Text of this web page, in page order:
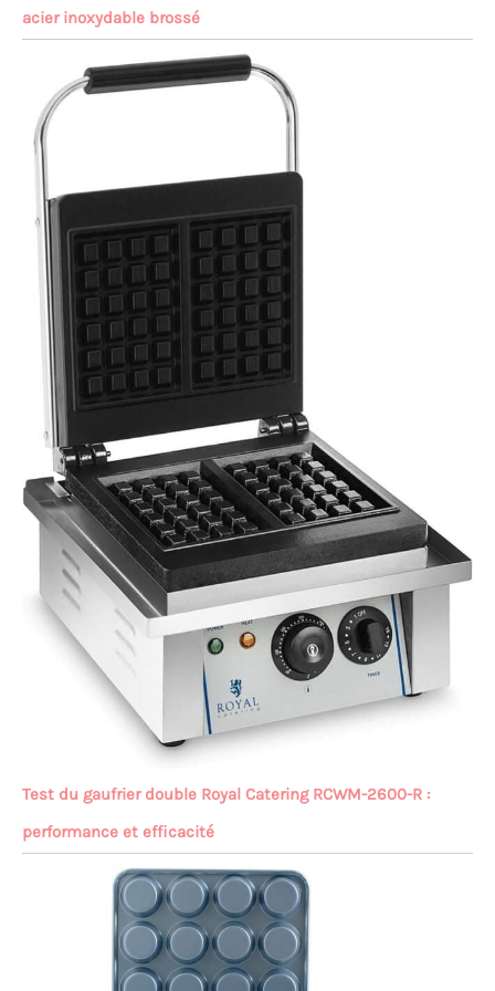
acier inoxydable brossé
Test du gaufrier double Royal Catering RCWM-2600-R :
performance et efficacité